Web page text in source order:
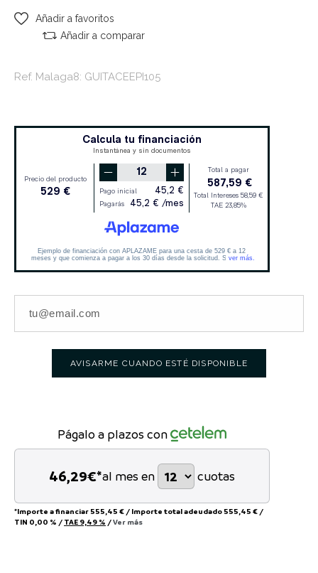
Añadir a favoritos
Añadir a comparar
Ref. Malaga8: GUITACEEPI105
AVISARME CUANDO ESTÉ DISPONIBLE
Págalo a plazos con
46,29€*al mes en cuotas
*Importe a financiar 555,45 € / Importe total adeudado 555,45 € /
TIN 0,00 % / TAE 9,49 % /Ver más